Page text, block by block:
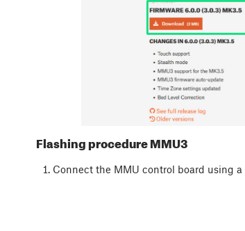
Flashing procedure MMU3
Connect the MMU control board using a